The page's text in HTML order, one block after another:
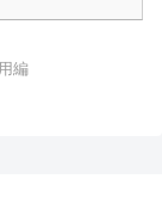
編